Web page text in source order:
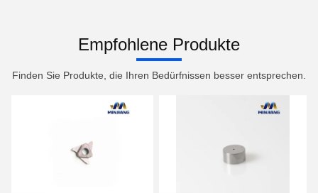
Empfohlene Produkte
Finden Sie Produkte, die Ihren Bedürfnissen besser entsprechen.